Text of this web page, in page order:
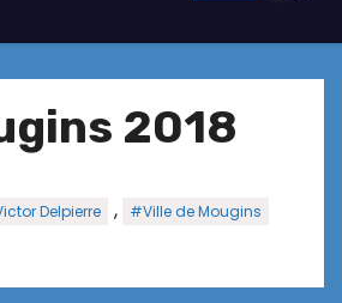
2018
Delpierre , #Ville de Mougins